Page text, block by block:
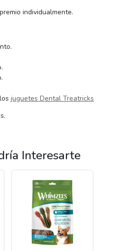
individualmente.
juguetes Dental Treatricks
Interesarte